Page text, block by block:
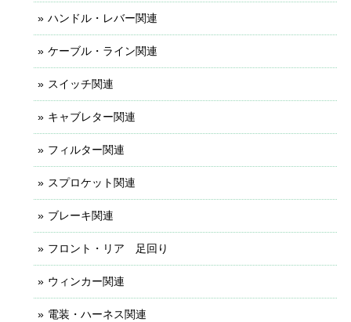
ハンドル・レバー関連
ケーブル・ライン関連
スイッチ関連
キャブレター関連
フィルター関連
スプロケット関連
ブレーキ関連
フロント・リア 足回り
ウィンカー関連
電装・ハーネス関連